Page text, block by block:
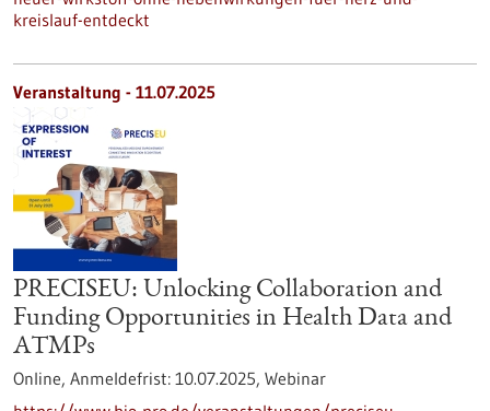
kreislauf-entdeckt
Veranstaltung - 11.07.2025
PRECISEU: Unlocking Collaboration and
Funding Opportunities in Health Data and
ATMPs
Online, Anmeldefrist: 10.07.2025, Webinar